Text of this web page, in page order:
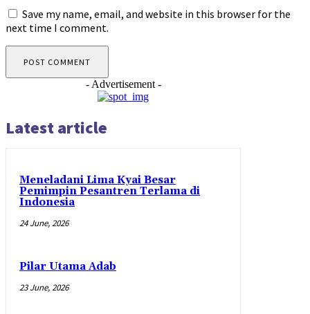
Save my name, email, and website in this browser for the
next time I comment.
- Advertisement -
Latest article
Meneladani Lima Kyai Besar
Pemimpin Pesantren Terlama di
Indonesia
24 June, 2026
Pilar Utama Adab
23 June, 2026